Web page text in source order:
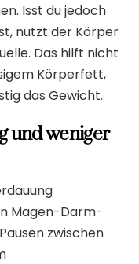
Isst du jedoch
nutzt der Körper
Das hilft nicht
Körperfett,
das Gewicht.
und weniger
Magen-Darm-
zwischen